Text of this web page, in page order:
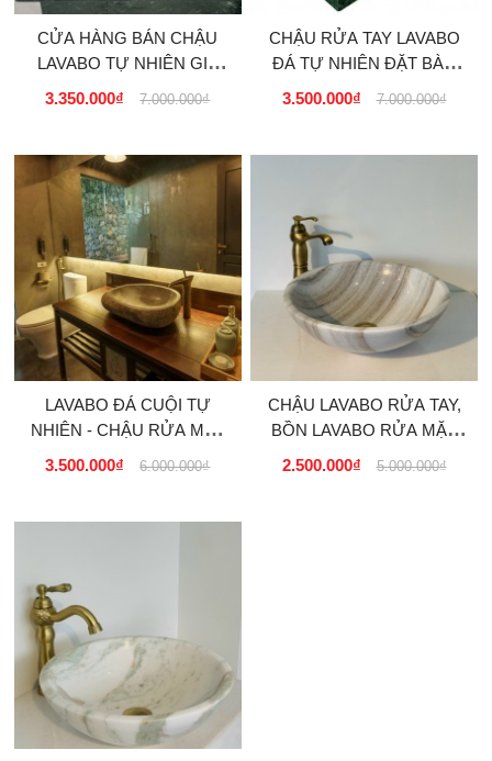
CỬA HÀNG BÁN CHẬU
LAVABO TỰ NHIÊN GIÁ
RẺ TẠI TPHCM
3.350.000₫ 7.000.000₫
CHẬU RỬA TAY LAVABO
ĐÁ TỰ NHIÊN ĐẶT BÀN
GIÁ RẺ TẠI TPHCM - MÀU
3.500.000₫ 7.000.000₫
LAVABO ĐÁ CUỘI TỰ
NHIÊN - CHẬU RỬA MẶT
NGOÀI TRỜI CHO QUÁN
3.500.000₫ 6.000.000₫
CHẬU LAVABO RỬA TAY,
BỒN LAVABO RỬA MẶT
ĐÁ TỰ NHIÊN GIÁ SỈ TẠI
2.500.000₫ 5.000.000₫